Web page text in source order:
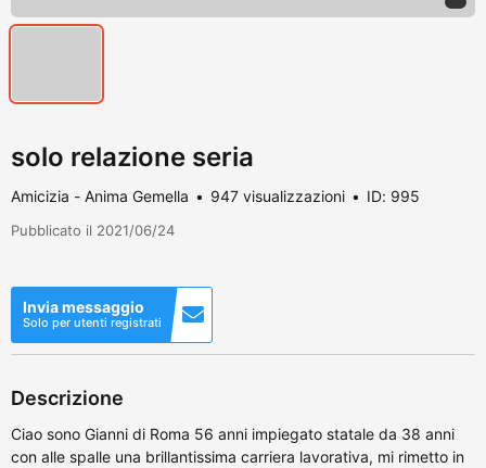
solo relazione seria
Amicizia - Anima Gemella 947 visualizzazioni ID: 995
Pubblicato il 2021/06/24
Invia messaggio
Solo per utenti registrati
Descrizione
Ciao sono Gianni di Roma 56 anni impiegato statale da 38 anni
con alle spalle una brillantissima carriera lavorativa, mi rimetto in